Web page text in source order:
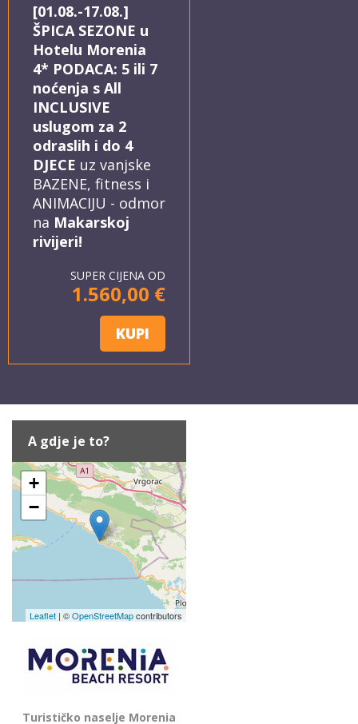
[01.08.-17.08.]
ŠPICA SEZONE u
Hotelu Morenia
4* PODACA: 5 ili 7
noćenja s All
INCLUSIVE
uslugom za 2
odraslih i do 4
DJECE uz vanjske
BAZENE, fitness i
ANIMACIJU - odmor
na Makarskoj
rivijeri!
SUPER CIJENA OD
1.560,00 €
KUPI
A gdje je to?
+
−
Leaflet | ©OpenStreetMapcontributors
Turističko naselje Morenia